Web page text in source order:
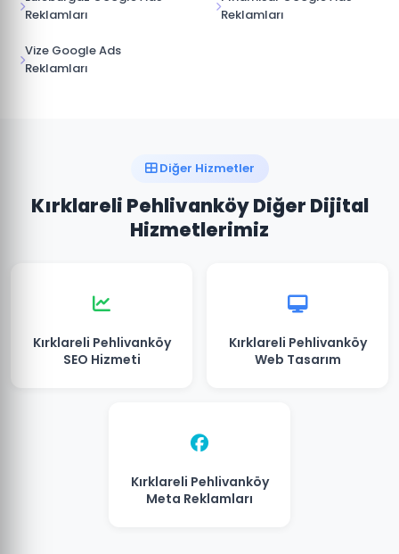
Reklamları
Reklamları
Vize Google Ads
Reklamları
Diğer Hizmetler
Kırklareli Pehlivanköy Diğer Dijital
Hizmetlerimiz
Kırklareli Pehlivanköy
SEO Hizmeti
Kırklareli Pehlivanköy
Web Tasarım
Kırklareli Pehlivanköy
Meta Reklamları